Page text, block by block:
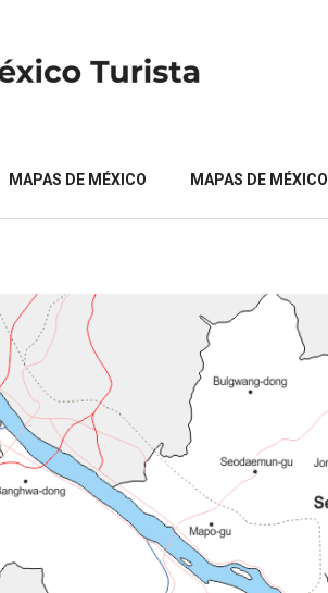
MAPAS DE MÉXICO MAPAS DE MÉXICO